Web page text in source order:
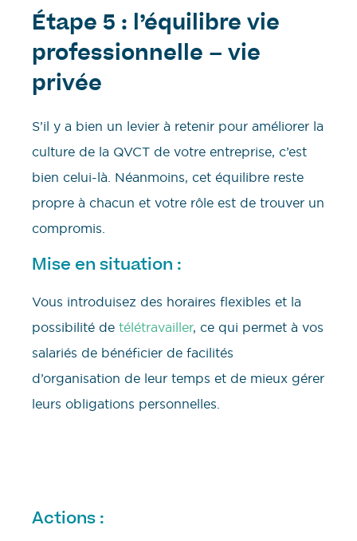
Étape 5 : l’équilibre vie
professionnelle – vie
privée
S’il y a bien un levier à retenir pour améliorer la
culture de la QVCT de votre entreprise, c’est
bien celui-là. Néanmoins, cet équilibre reste
propre à chacun et votre rôle est de trouver un
compromis.
Mise en situation :
Vous introduisez des horaires flexibles et la
possibilité de télétravailler, ce qui permet à vos
salariés de bénéficier de facilités
d’organisation de leur temps et de mieux gérer
leurs obligations personnelles.
Actions :